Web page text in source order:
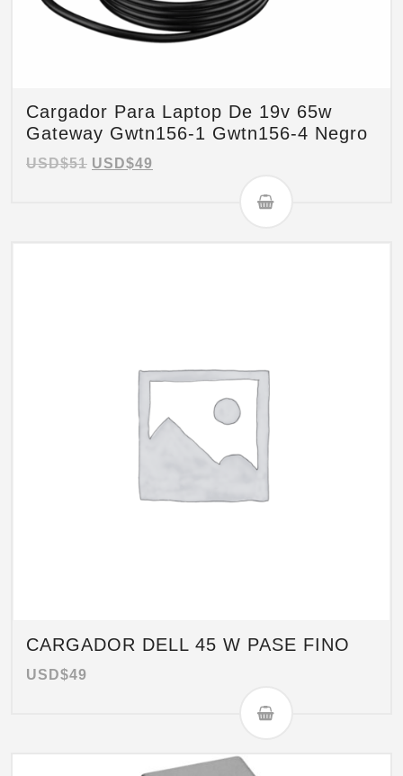
Cargador Para Laptop De 19v 65w
Gateway Gwtn156-1 Gwtn156-4 Negro
USD$51 USD$49
CARGADOR DELL 45 W PASE FINO
USD$49